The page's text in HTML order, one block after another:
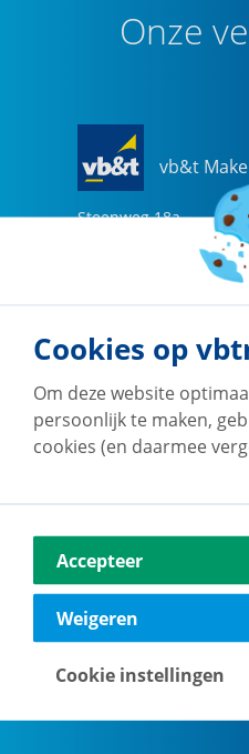
Onze
vb&t
Steenweg 18a
Naar vestiging
Vestdijk 180
5611 CZ Eindhoven
040-2696949
Cookies op
Om deze website
persoonlijk te maken,
cookies (en daarmee
Accepteer
Weigeren
Cookie instellingen